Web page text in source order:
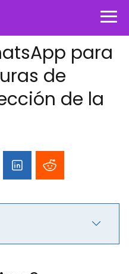
para
de
de la